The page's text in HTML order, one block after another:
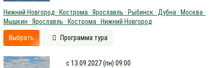
Нижний Новгород · Кострома · Ярославль · Рыбинск · Дубна · Москва ·
Мышкин · Ярославль · Кострома · Нижний Новгород
Выбрать Программа тура
с 13.09.2027 (пн) 09:00